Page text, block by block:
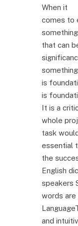
When it
comes to
that can
is
is
It is a
whole
task
essential
the
English
speakers
words are
and